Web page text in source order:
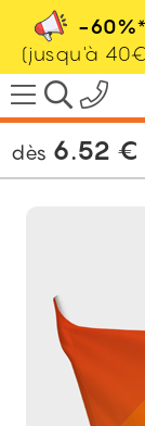
-60%
(jusqu'à
/ Stand /
mesure
dès 6.52 €